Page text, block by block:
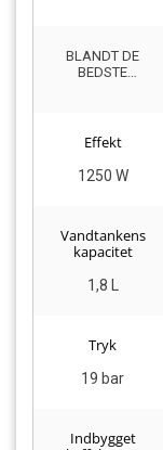
BLANDT DE
BEDSTE
Effekt
1250 W
Vandtankens
kapacitet
1,8 L
Tryk
19 bar
Indbygget